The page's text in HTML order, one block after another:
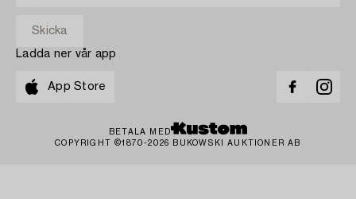
Ladda ner vår app
App Store
BETALA MED
COPYRIGHT ©1870-2026 BUKOWSKI AUKTIONER AB